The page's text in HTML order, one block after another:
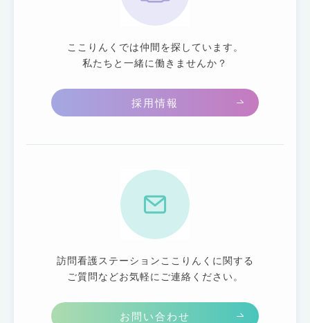
ここりんくでは仲間を探しています。
私たちと一緒に働きませんか？
採用情報
訪問看護ステーションここりんくに関する
ご質問などお気軽にご連絡ください。
お問い合わせ